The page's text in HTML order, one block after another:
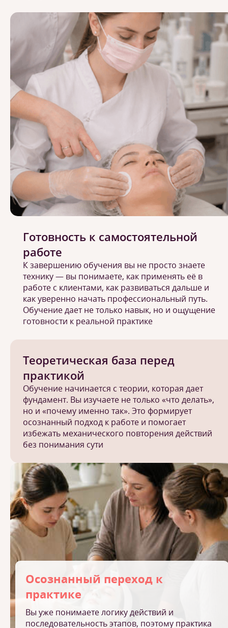
Теоретическая база перед
практикой
Обучение начинается с теории, которая дает
фундамент. Вы изучаете не только «что делать»,
но и «почему именно так». Это формирует
осознанный подход к работе и помогает
избежать механического повторения действий
без понимания сути
Осознанный переход к
практике
Вы уже понимаете логику действий и
последовательность этапов, поэтому практика
Готовность к самостоятельной
работе
К завершению обучения вы не просто знаете
технику — вы понимаете, как применять её в
работе с клиентами, как развиваться дальше и
как уверенно начать профессиональный путь.
Обучение дает не только навык, но и ощущение
готовности к реальной практике